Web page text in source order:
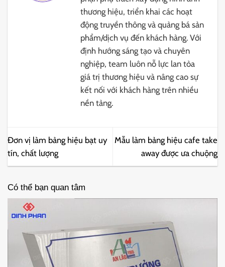
thương hiệu, triển khai các hoạt
động truyền thông và quảng bá sản
phẩm/dịch vụ đến khách hàng. Với
định hướng sáng tạo và chuyên
nghiệp, team luôn nỗ lực lan tỏa
giá trị thương hiệu và nâng cao sự
kết nối với khách hàng trên nhiều
nền tảng.
Đơn vị làm bảng hiệu bạt uy
tín, chất lượng
Mẫu làm bảng hiệu cafe take
away được ưa chuộng
Có thể bạn quan tâm